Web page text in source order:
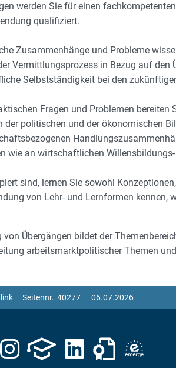
werden Sie für einen
qualifiziert.
Zusammenhänge und Probleme
Vermittlungsprozess in Bezug auf den
Selbstständigkeit bei den
Fragen und Problemen bereiten
politischen und der ökonomischen
an wirtschaftlichen
sind, lernen Sie sowohl
von Lehr- und Lernformen kennen,
Übergängen bildet der
arbeitsmarktpolitischer Themen
Seitennr. 06.07.2026